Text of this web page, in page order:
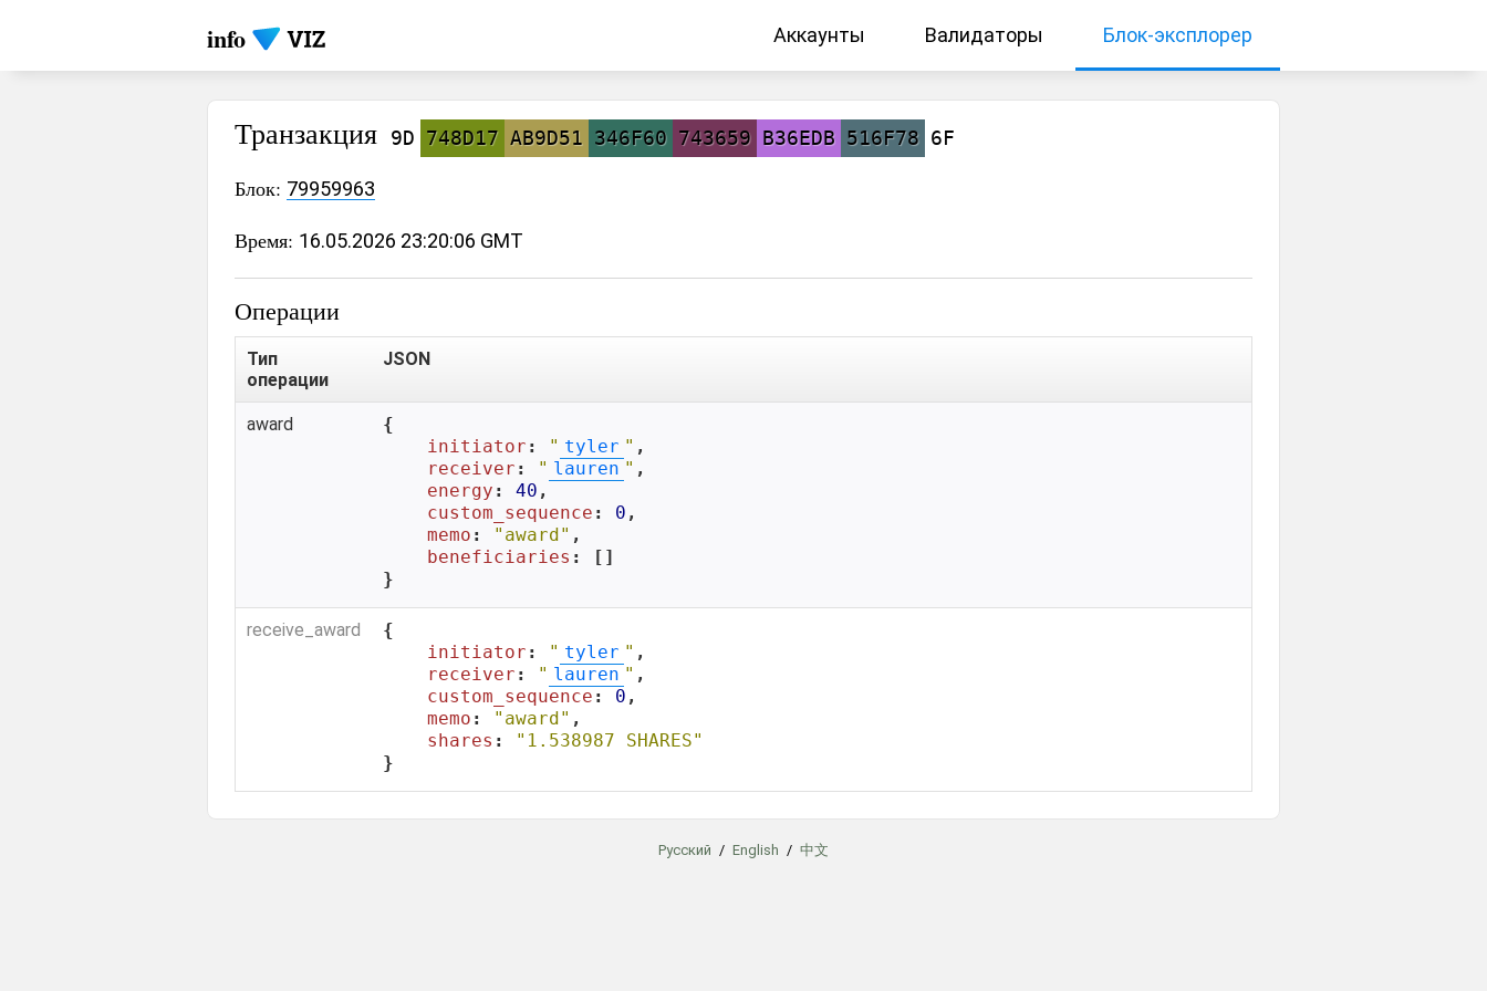
info Аккаунты Валидаторы Блок-эксплорер
Транзакция 9D 748D17 AB9D51 346F60 743659 B36EDB 516F78 6F
Блок: 79959963
Время: 16.05.2026 23:20:06 GMT
Операции
Тип
операции
JSON
award
{
initiator : " tyler " ,
receiver : " lauren " ,
energy : 40 ,
custom_sequence : 0 ,
memo : "award" ,
beneficiaries : []
}
receive_award
{
initiator : " tyler " ,
receiver : " lauren " ,
custom_sequence : 0 ,
memo : "award" ,
shares :
"1.538987 SHARES"
}
Русский / English / 中文